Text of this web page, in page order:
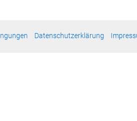
Datenschutzerklärung